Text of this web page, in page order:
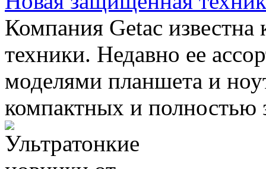
Компания Getac
техники. Недавно ее
моделями планшета и
компактных и